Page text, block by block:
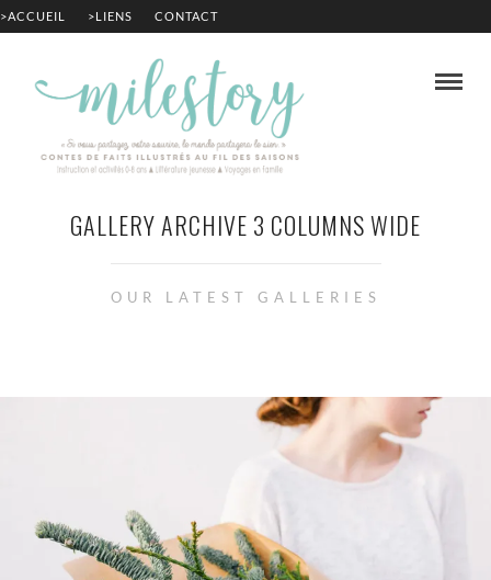
>ACCUEIL >LIENS CONTACT
GALLERY ARCHIVE 3 COLUMNS WIDE
OUR LATEST GALLERIES